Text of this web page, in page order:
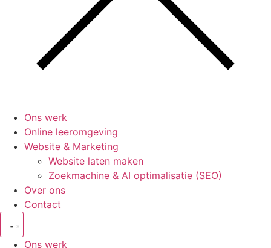
Ons werk
Online leeromgeving
Website & Marketing
Website laten maken
Zoekmachine & AI optimalisatie (SEO)
Over ons
Contact
Ons werk